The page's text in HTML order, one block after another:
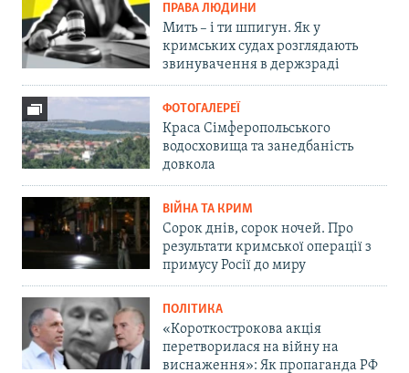
ПРАВА ЛЮДИНИ
Мить – і ти шпигун. Як у
кримських судах розглядають
звинувачення в держзраді
ФОТОГАЛЕРЕЇ
Краса Сімферопольського
водосховища та занедбаність
довкола
ВІЙНА ТА КРИМ
Сорок днів, сорок ночей. Про
результати кримської операції з
примусу Росії до миру
ПОЛІТИКА
«Короткострокова акція
перетворилася на війну на
виснаження»: Як пропаганда РФ